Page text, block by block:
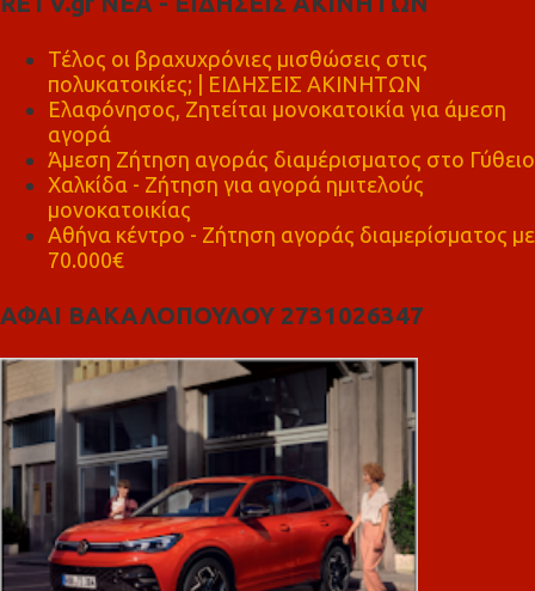
Τέλος οι βραχυχρόνιες μισθώσεις στις
πολυκατοικίες; | ΕΙΔΗΣΕΙΣ ΑΚΙΝΗΤΩΝ
Ελαφόνησος, Ζητείται μονοκατοικία για άμεση
αγορά
Άμεση Ζήτηση αγοράς διαμέρισματος στο Γύθειο
Χαλκίδα - Ζήτηση για αγορά ημιτελούς
μονοκατοικίας
Αθήνα κέντρο - Ζήτηση αγοράς διαμερίσματος με
70.000€
ΑΦΑΙ ΒΑΚΑΛΟΠΟΥΛΟΥ 2731026347